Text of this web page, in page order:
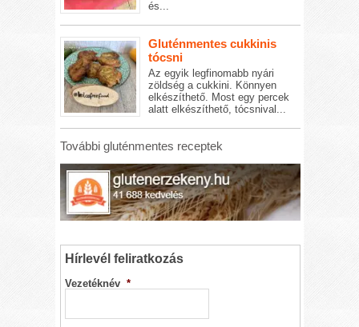
és...
Gluténmentes cukkinis
tócsni
Az egyik legfinomabb nyári
zöldség a cukkini. Könnyen
elkészíthető. Most egy percek
alatt elkészíthető, tócsnival...
További gluténmentes receptek
Hírlevél feliratkozás
Vezetéknév *